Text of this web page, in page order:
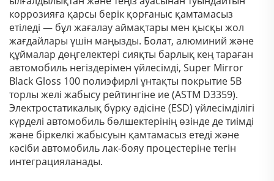
коррозияға қарсы берік қорғаныс қамтамасыз
етіледі — бұл жағалау аймақтары мен қысқы жол
жағдайлары үшін маңызды. Болат, алюминий және
құймалар дөңгелектері сияқты барлық кең тараған
автомобиль негіздерімен үйлесімді, Super Mirror
Black Gloss 100 полиэфирлі ұнтақты покрытие 5B
торлы желі жабысу рейтингіне ие (ASTM D3359).
Электростатикалық бүрку әдісіне (ESD) үйлесімділігі
күрделі автомобиль бөлшектерінің өзінде де тиімді
және біркелкі жабысуын қамтамасыз етеді және
кәсіби автомобиль лак-бояу процестеріне тегін
интеграцияланады.